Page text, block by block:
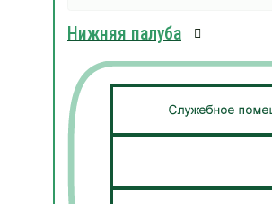
Нижняя палуба